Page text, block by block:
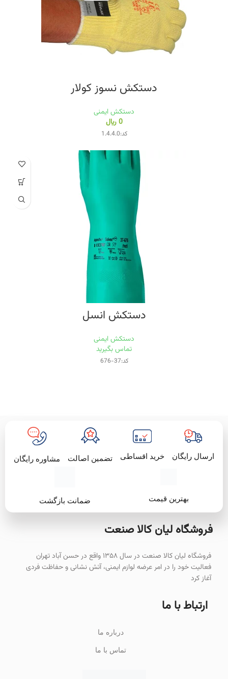
دستکش نسوز کولار
دستکش ایمنی
0 ﷼
کد:1.4.4.0
دستکش انسل
دستکش ایمنی
تماس بگیرید
کد:37-676
ارسال رایگان خرید اقساطی تضمین اصالت مشاوره رایگان
بهترین قیمت ضمانت بازگشت
فروشگاه لیان‌ کالا صنعت
فروشگاه لیان کالا صنعت در سال ۱۳۵۸ واقع در حسن آباد تهران
فعالیت خود را در امر عرضه لوازم ایمنی، آتش نشانی و حفاظت فردی
آغاز کرد
ارتباط با ما
درباره ما
تماس با ما